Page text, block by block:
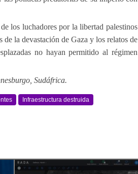
los luchadores por la libertad palestinos
de la devastación de Gaza y los relatos de
no hayan permitido al régimen
Sudáfrica.
Infraestructura destruida